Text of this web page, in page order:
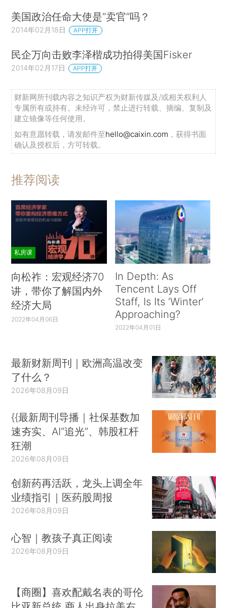
美国政治任命大使是“卖官”吗？
2014年02月18日 APP打开
民企万向击败李泽楷成功拍得美国Fisker
2014年02月17日 APP打开
财新网所刊载内容之知识产权为财新传媒及/或相关权利人
专属所有或持有。未经许可，禁止进行转载、摘编、复制及
建立镜像等任何使用。
如有意愿转载，请发邮件至hello@caixin.com ，获得书面
确认及授权后，方可转载。
推荐阅读
私房课
向松祚：宏观经济70
讲，带你了解国内外
经济大局
2022年04月06日
In Depth: As
Tencent Lays Off
Staff, Is Its ‘Winter’
Approaching?
2022年04月01日
最新财新周刊｜欧洲高温改变
了什么？
2026年08月09日
{{最新周刊导播｜社保基数加
速夯实、AI“追光”、韩股杠杆
狂潮
2026年08月09日
创新药再活跃，龙头上调全年
业绩指引｜医药股周报
2026年08月09日
心智｜教孩子真正阅读
2026年08月09日
【商圈】喜欢配戴名表的哥伦